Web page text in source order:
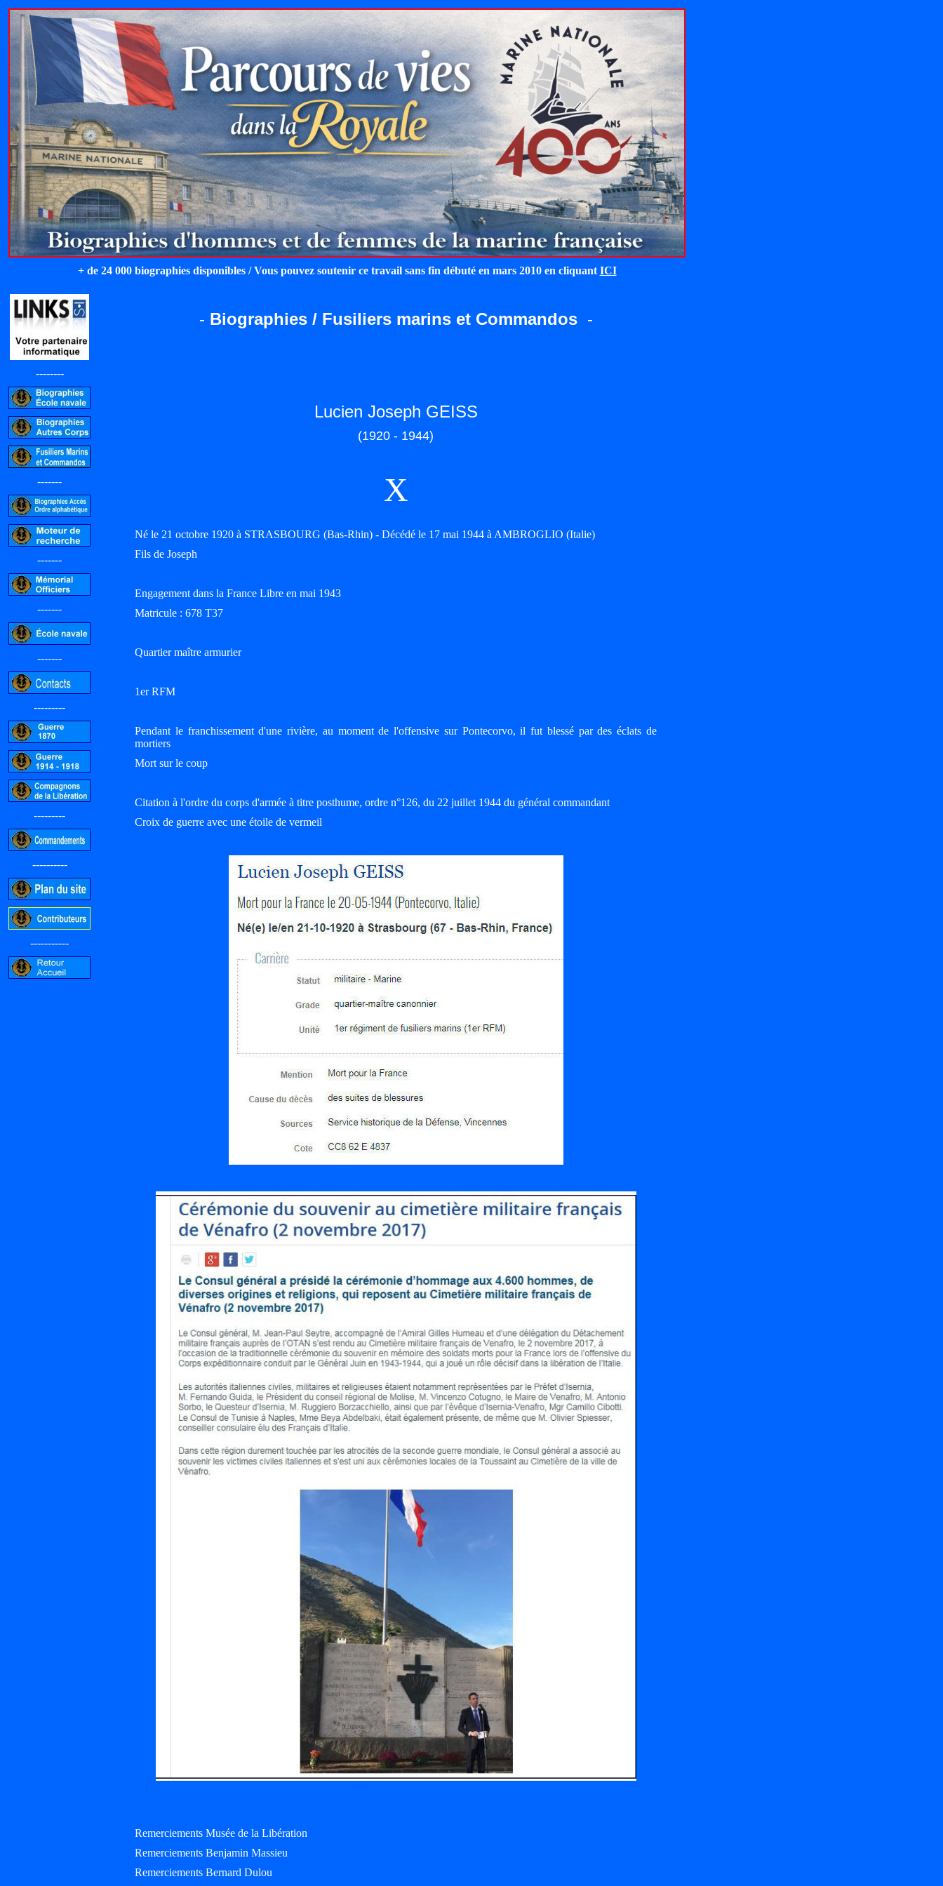
+ de 24 000 biographies disponibles / Vous pouvez soutenir ce travail sans fin débuté en mars 2010 en cliquant ICI
--------
-------
-------
-------
-------
---------
---------
----------
-----------
- Biographies / Fusiliers marins et Commandos -
Lucien Joseph GEISS
(1920 - 1944)
X
Né le 21 octobre 1920 à STRASBOURG (Bas-Rhin) - Décédé le 17 mai 1944 à AMBROGLIO (Italie)
Fils de Joseph
Engagement dans la France Libre en mai 1943
Matricule : 678 T37
Quartier maître armurier
1er RFM
Pendant le franchissement d'une rivière, au moment de l'offensive sur Pontecorvo, il fut blessé par des éclats de
mortiers
Mort sur le coup
Citation à l'ordre du corps d'armée à titre posthume, ordre n°126, du 22 juillet 1944 du général commandant
Croix de guerre avec une étoile de vermeil
Remerciements Musée de la Libération
Remerciements Benjamin Massieu
Remerciements Bernard Dulou